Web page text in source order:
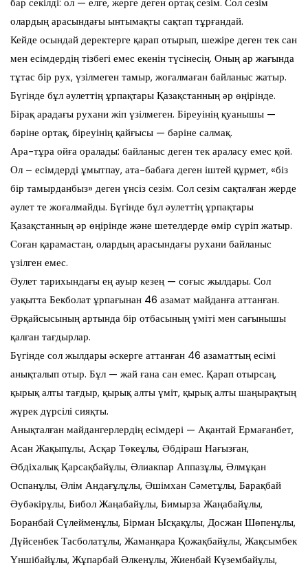
олардың арасындағы ынтымақты сақтап тұрғандай.
Кейде осындай деректерге қарап отырып, шежіре деген тек сан
мен есімдердің тізбегі емес екенін түсінесің. Оның ар жағында
тұтас бір рух, үзілмеген тамыр, жоғалмаған байланыс жатыр.
Бүгінде бұл әулеттің ұрпақтары Қазақстанның әр өңірінде.
Бірақ арадағы рухани жіп үзілмеген. Біреуінің қуанышы —
бәріне ортақ, біреуінің қайғысы — бәріне салмақ.
Ара-тұра ойға оралады: байланыс деген тек араласу емес қой.
Ол – есімдерді ұмытпау, ата-бабаға деген іштей құрмет, «біз
бір тамырданбыз» деген үнсіз сезім. Сол сезім сақталған жерде
әулет те жоғалмайды. Бүгінде бұл әулеттің ұрпақтары
Қазақстанның әр өңірінде және шетелдерде өмір сүріп жатыр.
Соған қарамастан, олардың арасындағы рухани байланыс
үзілген емес.
Әулет тарихындағы ең ауыр кезең — соғыс жылдары. Сол
уақытта Бекболат ұрпағынан 46 азамат майданға аттанған.
Әрқайсысының артында бір отбасының үміті мен сағынышы
қалған тағдырлар.
Бүгінде сол жылдары әскерге аттанған 46 азаматтың есімі
анықталып отыр. Бұл — жай ғана сан емес. Қарап отырсаң,
қырық алты тағдыр, қырық алты үміт, қырық алты шаңырақтың
жүрек дүрсілі сияқты.
Анықталған майдангерлердің есімдері — Ақантай Ермағанбет,
Асан Жақыпұлы, Асқар Төкеұлы, Әбдіраш Нағызған,
Әбдіхалық Қарсақбайұлы, Әлиакпар Аппазұлы, Әлмұқан
Оспанұлы, Әлім Андағұлұлы, Әшімхан Сәметұлы, Барақбай
Әубәкірұлы, Бибол Жаңабайұлы, Бимырза Жаңабайұлы,
Боранбай Сүлейменұлы, Бірман Ысқақұлы, Досжан Шөпенұлы,
Дүйсенбек Тасболатұлы, Жаманқара Қожақбайұлы, Жақсымбек
Үншібайұлы, Жұпарбай Әлкенұлы, Жиенбай Күзембайұлы,